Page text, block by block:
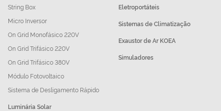
String Box
Micro Inversor
On Grid Monofásico 220V
On Grid Trifásico 220V
On Grid Trifásico 380V
Módulo Fotovoltaico
Sistema de Desligamento Rápido
Luminária Solar
Eletroportáteis
Sistemas de Climatização
Exaustor de Ar KOEA
Simuladores